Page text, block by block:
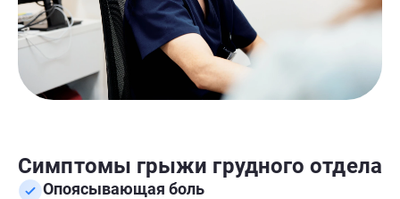
Симптомы грыжи грудного отдела
Опоясывающая боль